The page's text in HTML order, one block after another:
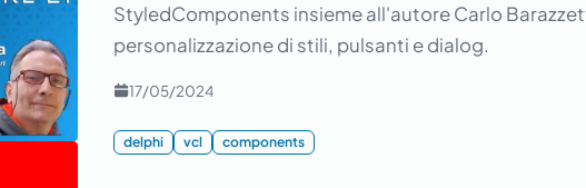
StyledComponents insieme all'autore Carlo
personalizzazione di stili, pulsanti e dialog.
17/05/2024
delphi vcl components